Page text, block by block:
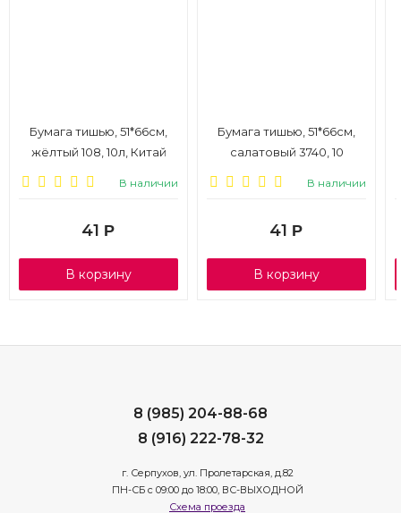
Бумага тишью, 51*66см,
жёлтый 108, 10л, Китай
В наличии
41 Р
В корзину
Бумага тишью, 51*66см,
салатовый 3740, 10
В наличии
41 Р
В корзину
8 (985) 204-88-68
8 (916) 222-78-32
г. Серпухов, ул. Пролетарская, д.82
ПН-СБ с 09:00 до 18:00, ВС-ВЫХОДНОЙ
Схема проезда